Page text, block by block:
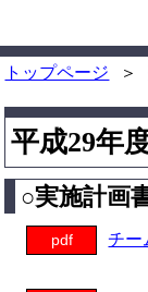
トップページ
平成29年
○実施計画
pdf チー